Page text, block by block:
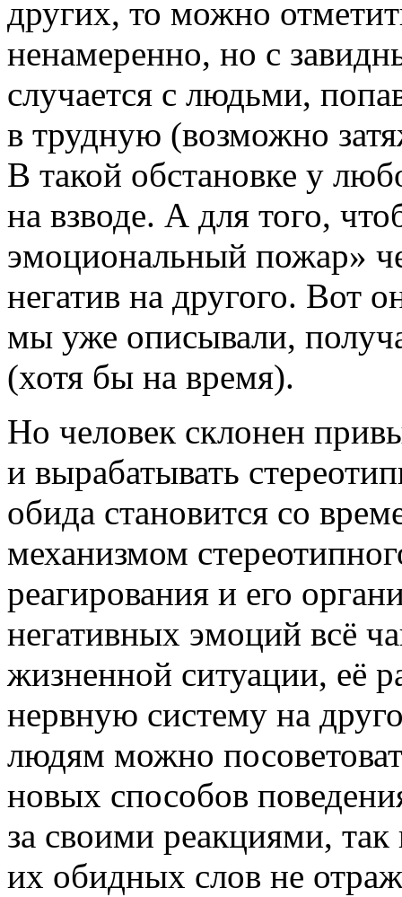
других, то можно
ненамеренно, но с
случается с людьми,
в трудную (возможно
В такой обстановке у
на взводе. А для того,
эмоциональный пожар»
негатив на другого. Вот
мы уже описывали,
(хотя бы на время).
Но человек склонен
и вырабатывать
обида становится со
механизмом
реагирования и его
негативных эмоций всё
жизненной ситуации, её
нервную систему на
людям можно
новых способов
за своими реакциями,
их обидных слов не